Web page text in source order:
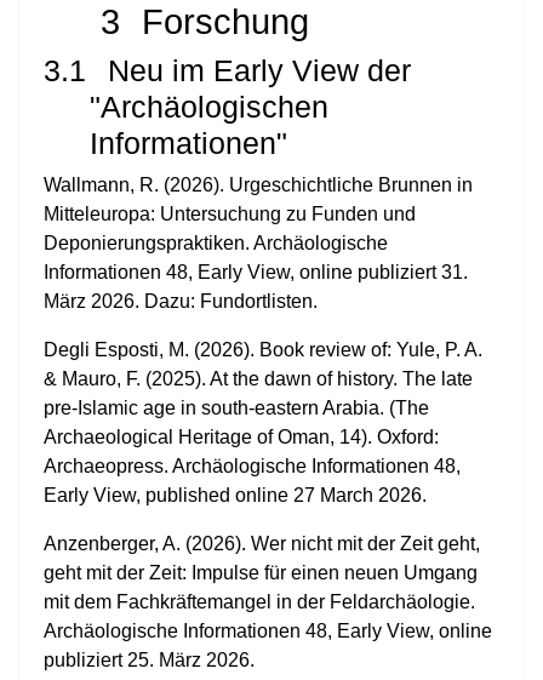
3 Forschung
3.1
Neu im Early View der
"Archäologischen
Informationen"
Wallmann, R. (2026). Urgeschichtliche Brunnen in
Mitteleuropa: Untersuchung zu Funden und
Deponierungspraktiken. Archäologische
Informationen 48, Early View, online publiziert 31.
März 2026. Dazu: Fundortlisten.
Degli Esposti, M. (2026). Book review of: Yule, P. A.
& Mauro, F. (2025). At the dawn of history. The late
pre-Islamic age in south-eastern Arabia. (The
Archaeological Heritage of Oman, 14). Oxford:
Archaeopress. Archäologische Informationen 48,
Early View, published online 27 March 2026.
Anzenberger, A. (2026). Wer nicht mit der Zeit geht,
geht mit der Zeit: Impulse für einen neuen Umgang
mit dem Fachkräftemangel in der Feldarchäologie.
Archäologische Informationen 48, Early View, online
publiziert 25. März 2026.